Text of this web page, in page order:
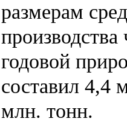
размерам
годовой
составил
млн. тонн.